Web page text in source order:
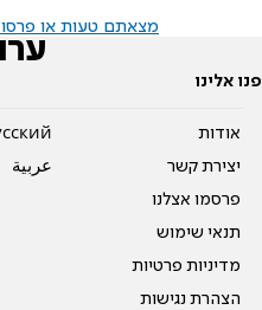
מצאתם טעות או
פנו אלינו
אודות
יצירת קשר
פרסמו אצלנו
תנאי שימוש
מדיניות פרטיות
הצהרת נגישות
عربية